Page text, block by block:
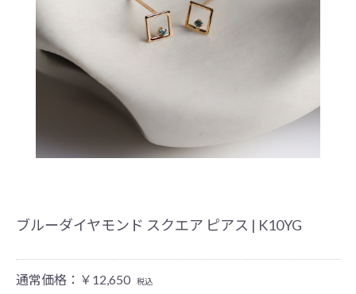
ブルーダイヤモンド スクエア ピアス | K10YG
通常価格： ￥12,650 税込